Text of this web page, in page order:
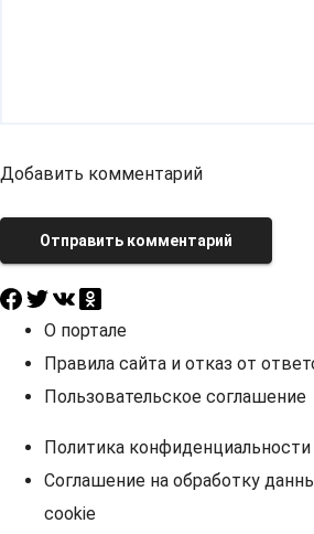
Добавить комментарий
Отправить комментарий
О портале
Правила сайта и отказ от
Пользовательское соглашение
Политика конфиденциальности
Соглашение на обработку
cookie